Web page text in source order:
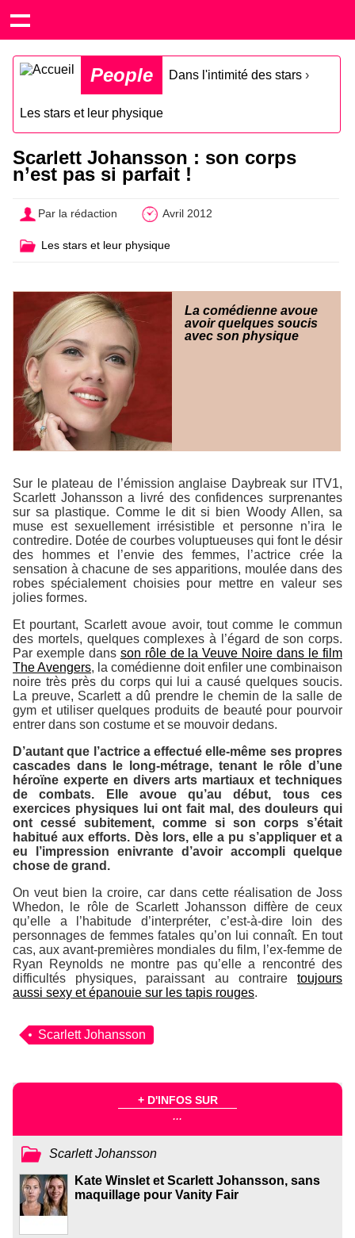
People Dans l'intimité des stars ›
Les stars et leur physique
Scarlett Johansson : son corps
n’est pas si parfait !
Par la rédaction Avril 2012
Les stars et leur physique
La comédienne avoue
avoir quelques soucis
avec son physique
Sur le plateau de l’émission anglaise Daybreaksur ITV1,
Scarlett Johansson a livré des confidences surprenantes
sur sa plastique. Comme le dit si bien Woody Allen, sa
muse est sexuellement irrésistible et personne n’ira le
contredire. Dotée de courbes voluptueuses qui font le désir
des hommes et l’envie des femmes, l’actrice crée la
sensation à chacune de ses apparitions, moulée dans des
robes spécialement choisies pour mettre en valeur ses
jolies formes.
Et pourtant, Scarlett avoue avoir, tout comme le commun
des mortels, quelques complexes à l’égard de son corps.
Par exemple dans son rôle de la Veuve Noire dans le film
The Avengers, la comédienne doit enfiler une combinaison
noire très près du corps qui lui a causé quelques soucis.
La preuve, Scarlett a dû prendre le chemin de la salle de
gym et utiliser quelques produits de beauté pour pourvoir
entrer dans son costume et se mouvoir dedans.
D’autant que l’actrice a effectué elle-même ses propres
cascades dans le long-métrage, tenant le rôle d’une
héroïne experte en divers arts martiaux et techniques
de combats. Elle avoue qu’au début, tous ces
exercices physiques lui ont fait mal, des douleurs qui
ont cessé subitement, comme si son corps s’était
habitué aux efforts. Dès lors, elle a pu s’appliquer et a
eu l’impression enivrante d’avoir accompli quelque
chose de grand.
On veut bien la croire, car dans cette réalisation de Joss
Whedon, le rôle de Scarlett Johansson diffère de ceux
qu’elle a l’habitude d’interpréter, c’est-à-dire loin des
personnages de femmes fatales qu’on lui connaît. En tout
cas, aux avant-premières mondiales du film, l’ex-femme de
Ryan Reynolds ne montre pas qu’elle a rencontré des
difficultés physiques, paraissant au contraire toujours
aussi sexy et épanouie sur les tapis rouges.
Scarlett Johansson
+ D'INFOS SUR
...
Scarlett Johansson
Kate Winslet et Scarlett Johansson, sans
maquillage pour Vanity Fair